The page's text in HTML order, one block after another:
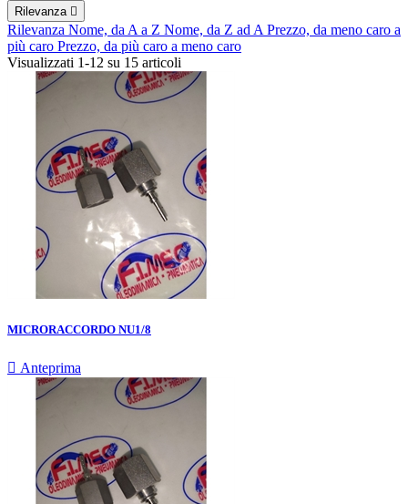
Rilevanza 
Rilevanza Nome, da A a Z Nome, da Z ad A Prezzo, da meno caro a
più caro Prezzo, da più caro a meno caro
Visualizzati 1-12 su 15 articoli
MICRORACCORDO NU1/8
 Anteprima